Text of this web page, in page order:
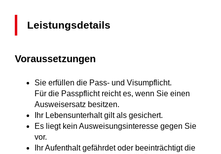
Leistungsdetails
Voraussetzungen
Sie erfüllen die Pass- und Visumpflicht.
Für die Passpflicht reicht es, wenn Sie einen
Ausweisersatz besitzen.
Ihr Lebensunterhalt gilt als gesichert.
Es liegt kein Ausweisungsinteresse gegen Sie
vor.
Ihr Aufenthalt gefährdet oder beeinträchtigt die